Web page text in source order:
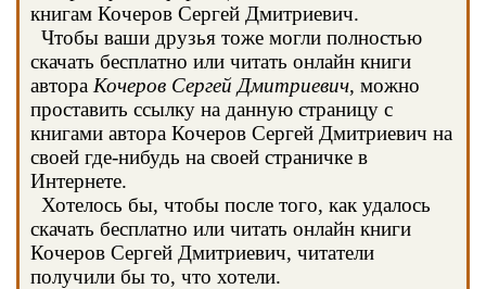
книгам Кочеров Сергей Дмитриевич.
Чтобы ваши друзья тоже могли полностью
скачать бесплатно или читать онлайн книги
автора Кочеров Сергей Дмитриевич, можно
проставить ссылку на данную страницу с
книгами автора Кочеров Сергей Дмитриевич на
своей где-нибудь на своей страничке в
Интернете.
Хотелось бы, чтобы после того, как удалось
скачать бесплатно или читать онлайн книги
Кочеров Сергей Дмитриевич, читатели
получили бы то, что хотели.